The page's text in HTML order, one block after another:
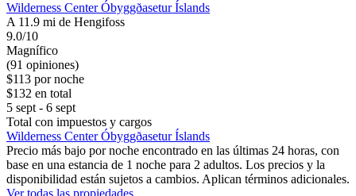
Wilderness Center Óbyggðasetur Íslands
A 11.9 mi de Hengifoss
9.0/10
Magnífico
(91 opiniones)
$113 por noche
$132 en total
5 sept - 6 sept
Total con impuestos y cargos
Wilderness Center Óbyggðasetur Íslands
Precio más bajo por noche encontrado en las últimas 24 horas, con
base en una estancia de 1 noche para 2 adultos. Los precios y la
disponibilidad están sujetos a cambios. Aplican términos adicionales.